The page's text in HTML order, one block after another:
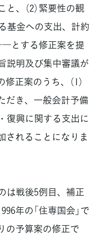
、（2）緊要性の観
基金への支出、計約
とする修正案を提
説明及び集中審議が
正案のうち、（1）
だき、一般会計予備
復興に関する支出に
されることになりま
は戦後5例目、補正
年の「住専国会」で
の予算案の修正で